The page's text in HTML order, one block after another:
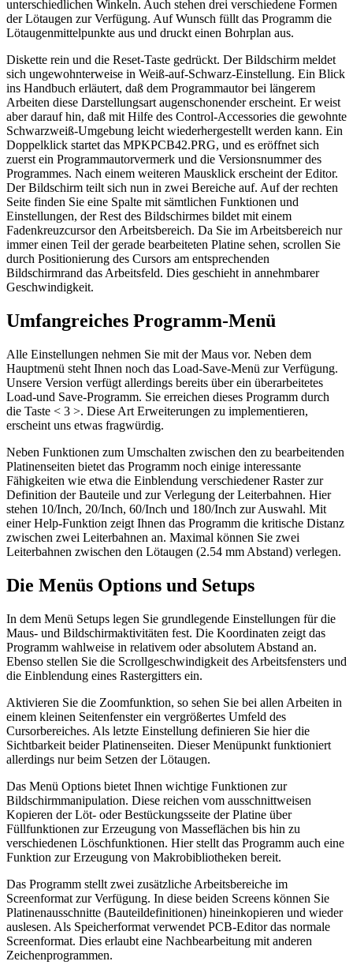
unterschiedlichen Winkeln. Auch stehen drei verschiedene Formen
der Lötaugen zur Verfügung. Auf Wunsch füllt das Programm die
Lötaugenmittelpunkte aus und druckt einen Bohrplan aus.
Diskette rein und die Reset-Taste gedrückt. Der Bildschirm meldet
sich ungewohnterweise in Weiß-auf-Schwarz-Einstellung. Ein Blick
ins Handbuch erläutert, daß dem Programmautor bei längerem
Arbeiten diese Darstellungsart augenschonender erscheint. Er weist
aber darauf hin, daß mit Hilfe des Control-Accessories die gewohnte
Schwarzweiß-Umgebung leicht wiederhergestellt werden kann. Ein
Doppelklick startet das MPKPCB42.PRG, und es eröffnet sich
zuerst ein Programmautorvermerk und die Versionsnummer des
Programmes. Nach einem weiteren Mausklick erscheint der Editor.
Der Bildschirm teilt sich nun in zwei Bereiche auf. Auf der rechten
Seite finden Sie eine Spalte mit sämtlichen Funktionen und
Einstellungen, der Rest des Bildschirmes bildet mit einem
Fadenkreuzcursor den Arbeitsbereich. Da Sie im Arbeitsbereich nur
immer einen Teil der gerade bearbeiteten Platine sehen, scrollen Sie
durch Positionierung des Cursors am entsprechenden
Bildschirmrand das Arbeitsfeld. Dies geschieht in annehmbarer
Geschwindigkeit.
Umfangreiches Programm-Menü
Alle Einstellungen nehmen Sie mit der Maus vor. Neben dem
Hauptmenü steht Ihnen noch das Load-Save-Menü zur Verfügung.
Unsere Version verfügt allerdings bereits über ein überarbeitetes
Load-und Save-Programm. Sie erreichen dieses Programm durch
die Taste < 3 >. Diese Art Erweiterungen zu implementieren,
erscheint uns etwas fragwürdig.
Neben Funktionen zum Umschalten zwischen den zu bearbeitenden
Platinenseiten bietet das Programm noch einige interessante
Fähigkeiten wie etwa die Einblendung verschiedener Raster zur
Definition der Bauteile und zur Verlegung der Leiterbahnen. Hier
stehen 10/Inch, 20/Inch, 60/Inch und 180/Inch zur Auswahl. Mit
einer Help-Funktion zeigt Ihnen das Programm die kritische Distanz
zwischen zwei Leiterbahnen an. Maximal können Sie zwei
Leiterbahnen zwischen den Lötaugen (2.54 mm Abstand) verlegen.
Die Menüs Options und Setups
In dem Menü Setups legen Sie grundlegende Einstellungen für die
Maus- und Bildschirmaktivitäten fest. Die Koordinaten zeigt das
Programm wahlweise in relativem oder absolutem Abstand an.
Ebenso stellen Sie die Scrollgeschwindigkeit des Arbeitsfensters und
die Einblendung eines Rastergitters ein.
Aktivieren Sie die Zoomfunktion, so sehen Sie bei allen Arbeiten in
einem kleinen Seitenfenster ein vergrößertes Umfeld des
Cursorbereiches. Als letzte Einstellung definieren Sie hier die
Sichtbarkeit beider Platinenseiten. Dieser Menüpunkt funktioniert
allerdings nur beim Setzen der Lötaugen.
Das Menü Options bietet Ihnen wichtige Funktionen zur
Bildschirmmanipulation. Diese reichen vom ausschnittweisen
Kopieren der Löt- oder Bestückungsseite der Platine über
Füllfunktionen zur Erzeugung von Masseflächen bis hin zu
verschiedenen Löschfunktionen. Hier stellt das Programm auch eine
Funktion zur Erzeugung von Makrobibliotheken bereit.
Das Programm stellt zwei zusätzliche Arbeitsbereiche im
Screenformat zur Verfügung. In diese beiden Screens können Sie
Platinenausschnitte (Bauteildefinitionen) hineinkopieren und wieder
auslesen. Als Speicherformat verwendet PCB-Editor das normale
Screenformat. Dies erlaubt eine Nachbearbeitung mit anderen
Zeichenprogrammen.